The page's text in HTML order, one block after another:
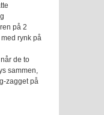
på 2
rynk på
de to
sammen,
zagget på